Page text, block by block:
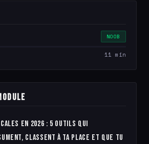
NOOB
11 min
en 2026 : 5 outils qui
classent à ta place et que tu